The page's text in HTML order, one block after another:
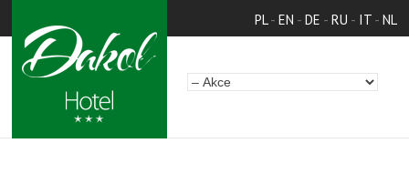
PL- EN - DE - RU - IT- NL